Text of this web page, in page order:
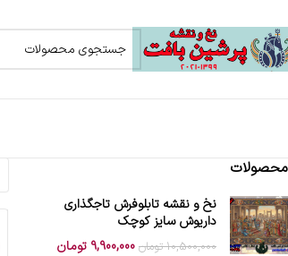
محصولات
نخ و نقشه تابلوفرش تاجگذاری
داریوش سایز کوچک
10,500,000 تومان 9,900,000 تومان